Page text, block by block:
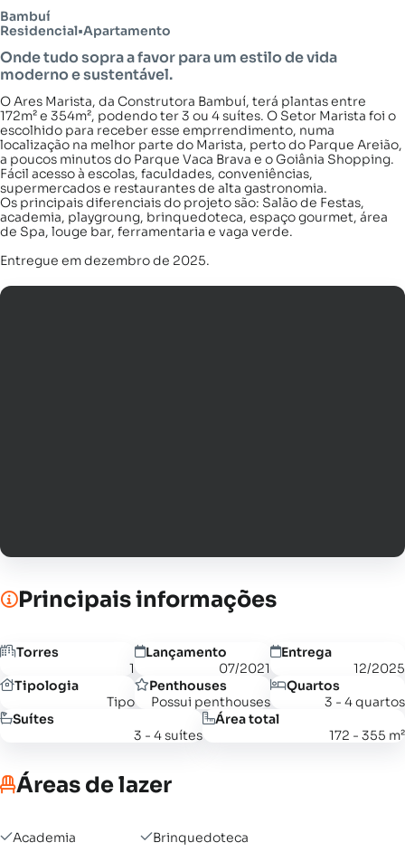
Bambuí
Residencial•Apartamento
Onde tudo sopra a favor para um estilo de vida
moderno e sustentável.
O Ares Marista, da Construtora Bambuí, terá plantas entre
172m² e 354m², podendo ter 3 ou 4 suítes. O Setor Marista foi o
escolhido para receber esse emprrendimento, numa
localização na melhor parte do Marista, perto do Parque Areião,
a poucos minutos do Parque Vaca Brava e o Goiânia Shopping.
Fácil acesso à escolas, faculdades, conveniências,
supermercados e restaurantes de alta gastronomia.
Os principais diferenciais do projeto são: Salão de Festas,
academia, playgroung, brinquedoteca, espaço gourmet, área
de Spa, louge bar, ferramentaria e vaga verde.
Entregue em dezembro de 2025.
Principais informações
Torres
1
Lançamento
07/2021
Entrega
12/2025
Tipologia
Tipo
Penthouses
Possui penthouses
Quartos
3 - 4 quartos
Suítes
3 - 4 suítes
Área total
172 - 355 m²
Áreas de lazer
Academia
Brinquedoteca